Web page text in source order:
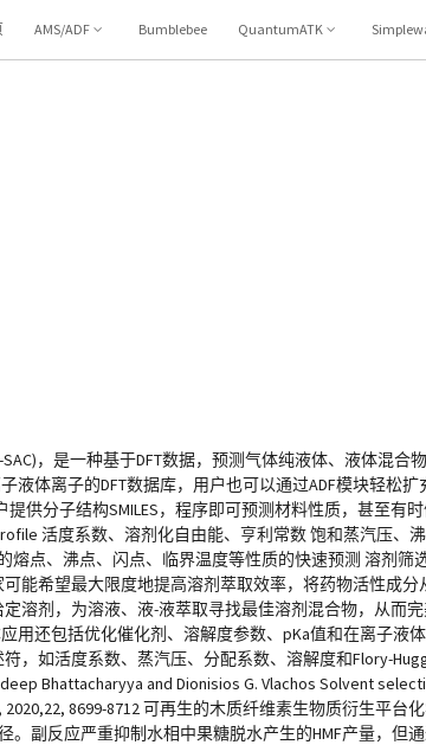
AMS/ADF Bumblebee QuantumATK
，是一种基于DFT数据，预测气体纯液体、液体混合
体离子的DFT数据库，用户也可以通过ADF模块轻松扩
提供分子结构SMILES，程序即可预测材料性质，甚至有
活度系数、溶剂化自由能、亨利常数 饱和蒸汽压、
熔点、沸点、闪点、临界温度等性质的快速预测 溶剂筛
能希望最大限度地提高溶剂萃取效率，将药物活性成分
溶剂，为溶液、液-液萃取寻找最佳溶剂混合物，从而
用还包括优化催化剂、溶解度参数、pKa值和在离子液
，如活度系数、蒸汽压、分配系数、溶解度和Flory-
Bhattacharyya and Dionisios G. Vlachos Solvent
8699-8712 可再生的木质纤维素生物质衍生平台
副反应严重抑制水相中果糖脱水产生的HMF产量，但